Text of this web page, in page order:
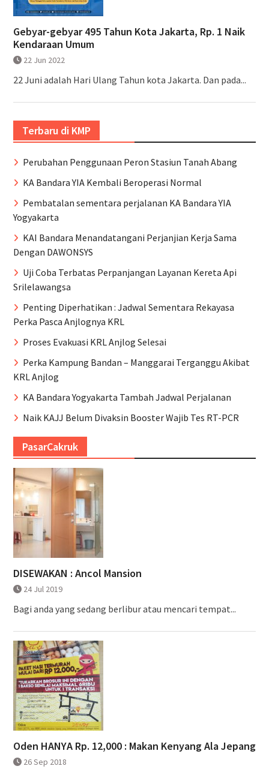
Gebyar-gebyar 495 Tahun Kota Jakarta, Rp. 1 Naik
Kendaraan Umum
22 Jun 2022
22 Juni adalah Hari Ulang Tahun kota Jakarta. Dan pada...
Terbaru di KMP
Perubahan Penggunaan Peron Stasiun Tanah Abang
KA Bandara YIA Kembali Beroperasi Normal
Pembatalan sementara perjalanan KA Bandara YIA
Yogyakarta
KAI Bandara Menandatangani Perjanjian Kerja Sama
Dengan DAWONSYS
Uji Coba Terbatas Perpanjangan Layanan Kereta Api
Srilelawangsa
Penting Diperhatikan : Jadwal Sementara Rekayasa
Perka Pasca Anjlognya KRL
Proses Evakuasi KRL Anjlog Selesai
Perka Kampung Bandan – Manggarai Terganggu Akibat
KRL Anjlog
KA Bandara Yogyakarta Tambah Jadwal Perjalanan
Naik KAJJ Belum Divaksin Booster Wajib Tes RT-PCR
PasarCakruk
DISEWAKAN : Ancol Mansion
24 Jul 2019
Bagi anda yang sedang berlibur atau mencari tempat...
Oden HANYA Rp. 12,000 : Makan Kenyang Ala Jepang
26 Sep 2018